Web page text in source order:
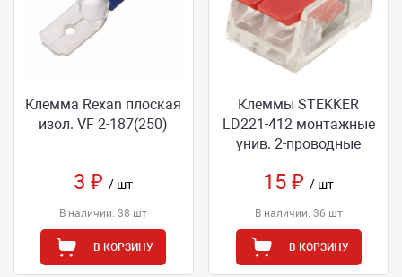
Клемма Rexan плоская
изол. VF 2-187(250)
3 ₽/ шт
В наличии: 38 шт
В КОРЗИНУ
Клеммы STEKKER
LD221-412 монтажные
унив. 2-проводные
15 ₽/ шт
В наличии: 36 шт
В КОРЗИНУ